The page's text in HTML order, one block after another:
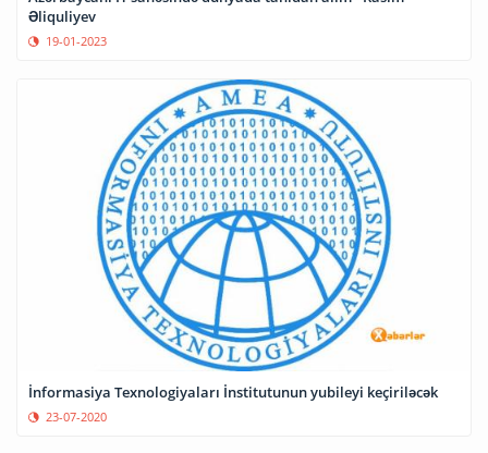
Əliquliyev
19-01-2023
İnformasiya Texnologiyaları İnstitutunun yubileyi keçiriləcək
23-07-2020